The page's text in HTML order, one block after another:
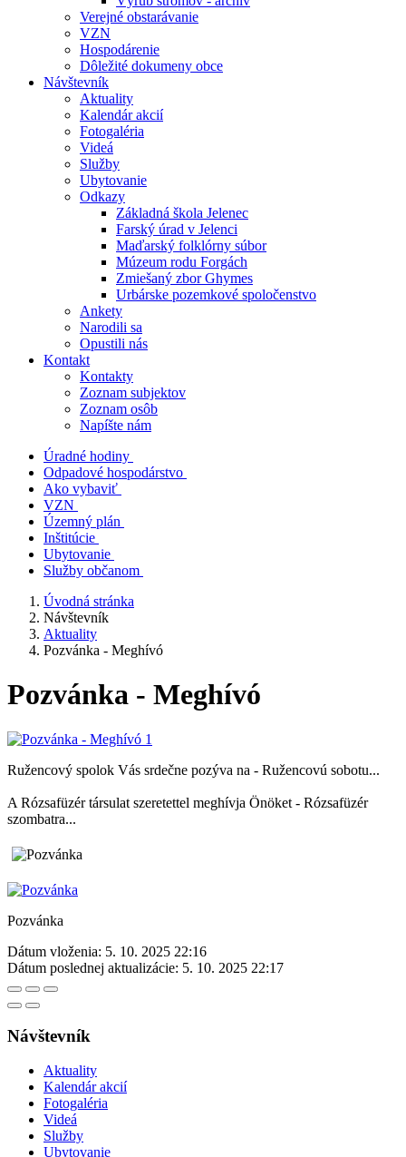
Verejné obstarávanie
VZN
Hospodárenie
Dôležité dokumeny obce
Návštevník
Aktuality
Kalendár akcií
Fotogaléria
Videá
Služby
Ubytovanie
Odkazy
Základná škola Jelenec
Farský úrad v Jelenci
Maďarský folklórny súbor
Múzeum rodu Forgách
Zmiešaný zbor Ghymes
Urbárske pozemkové spoločenstvo
Ankety
Narodili sa
Opustili nás
Kontakt
Kontakty
Zoznam subjektov
Zoznam osôb
Napíšte nám
Úradné hodiny
Odpadové hospodárstvo
Ako vybaviť
VZN
Územný plán
Inštitúcie
Ubytovanie
Služby občanom
Úvodná stránka
Návštevník
Aktuality
Pozvánka - Meghívó
Pozvánka - Meghívó
Ružencový spolok Vás srdečne pozýva na - Ružencovú sobotu...
A Rózsafüzér társulat szeretettel meghívja Önöket - Rózsafüzér
szombatra...
Pozvánka
Dátum vloženia: 5. 10. 2025 22:16
Dátum poslednej aktualizácie: 5. 10. 2025 22:17
Návštevník
Aktuality
Kalendár akcií
Fotogaléria
Videá
Služby
Ubytovanie